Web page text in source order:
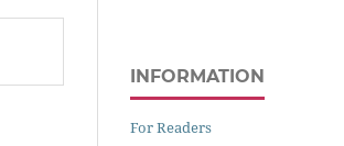
INFORMATION
For Readers